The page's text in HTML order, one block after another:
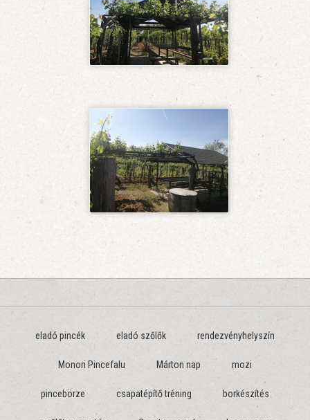
eladó pincék eladó szőlők rendezvényhelyszín
Monori Pincefalu Márton nap mozi
pincebörze csapatépítő tréning borkészítés